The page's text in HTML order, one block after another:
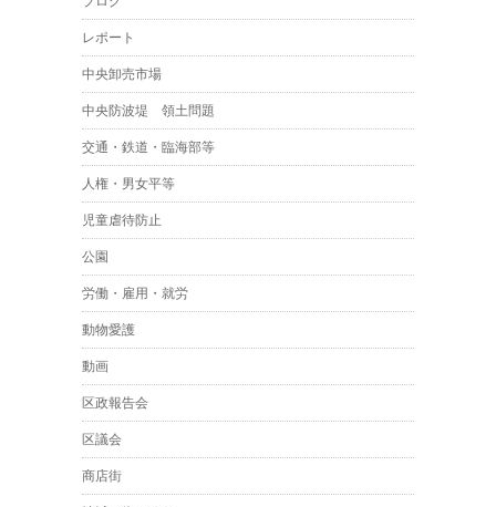
レポート
中央卸売市場
中央防波堤 領土問題
交通・鉄道・臨海部等
人権・男女平等
児童虐待防止
公園
労働・雇用・就労
動物愛護
動画
区政報告会
区議会
商店街